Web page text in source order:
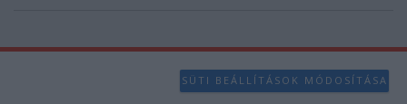
SÜTI BEÁLLÍTÁSOK MÓDOSÍTÁSA